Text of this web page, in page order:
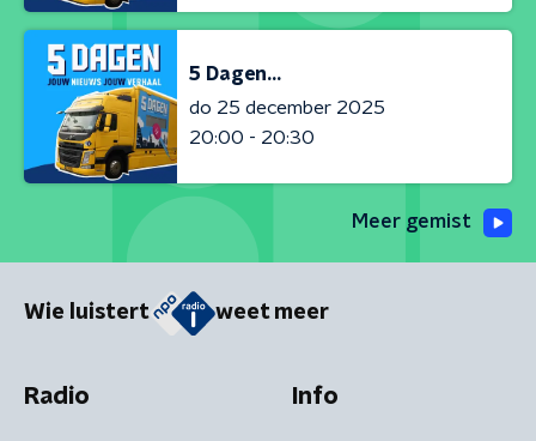
5 Dagen...
do 25 december 2025
20:00 - 20:30
Meer gemist
Wie luistert weet meer
Radio Info